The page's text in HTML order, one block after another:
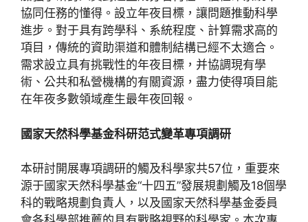
協同任務的懂得。設立年夜目標，讓問題推動科學
進步。對于具有跨學科、系統程度、計算需求高的
項目，傳統的資助渠道和體制結構已經不太適合。
需求設立具有挑戰性的年夜目標，并協調現有學
術、公共和私營機構的有關資源，盡力使得項目能
在年夜多數領域產生最年夜回報。
國家天然科學基金科研范式變革專項調研
本研討開展專項調研的觸及科學家共57位，重要來
源于國家天然科學基金“十四五”發展規劃觸及18個學
科的戰略規劃負責人，以及國家天然科學基金委員